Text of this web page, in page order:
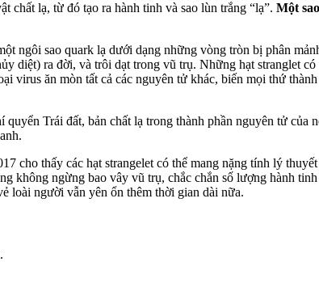
chất lạ, từ đó tạo ra hành tinh và sao lùn trắng “lạ”. Một
ngôi sao quark lạ dưới dạng những vòng tròn bị phân
diệt) ra đời, và trôi dạt trong vũ trụ. Những hạt stranglet
virus ăn mòn tất cả các nguyên tử khác, biến mọi thứ
Trái đất, bản chất lạ trong thành phần nguyên tử
cho thấy các hạt strangelet có thể mang nặng tính lý
không ngừng bao vây vũ trụ, chắc chắn số lượng hành
loài người vẫn yên ổn thêm thời gian dài nữa.